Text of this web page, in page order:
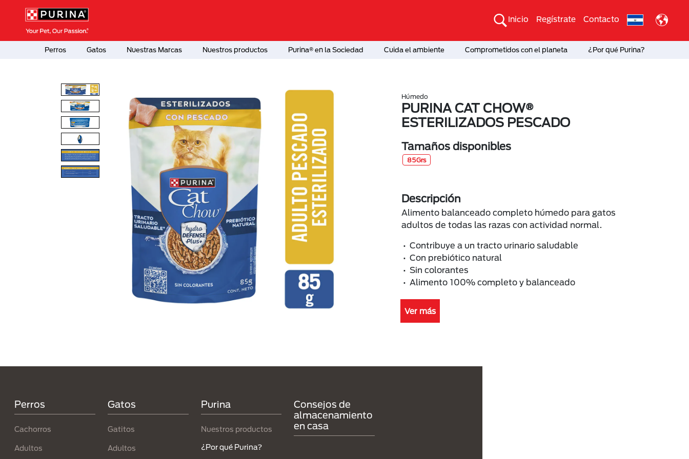
Pasar al contenido principal
Menú Secundario Purina
Inicio Regístrate Contacto
Menú Principal Purina
Perros Gatos Nuestras Marcas Nuestros productos Purina® en la Sociedad Cuida el ambiente Comprometidos con el planeta ¿Por qué Purina?
Húmedo
PURINA CAT CHOW®
ESTERILIZADOS PESCADO
Tamaños disponibles
85Grs
Descripción
Alimento balanceado completo húmedo para gatos
adultos de todas las razas con actividad normal.
• Contribuye a un tracto urinario saludable
• Con prebiótico natural
• Sin colorantes
• Alimento 100% completo y balanceado
Ver más
Perros
Cachorros
Adultos
Gatos
Gatitos
Adultos
Purina
Nuestros productos
¿Por qué Purina?
Consejos de
almacenamiento
en casa